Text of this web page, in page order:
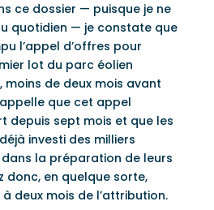
ce dossier — puisque je ne
quotidien — je constate que
l’appel d’offres pour
lot du parc éolien
moins de deux mois avant
que cet appel
depuis sept mois et que les
investi des milliers
dans la préparation de leurs
donc, en quelque sorte,
deux mois de l’attribution.